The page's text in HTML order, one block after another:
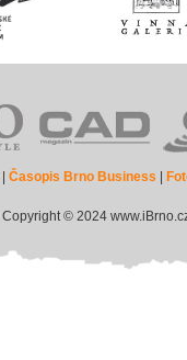
|Časopis Brno Business
Copyright © 2024